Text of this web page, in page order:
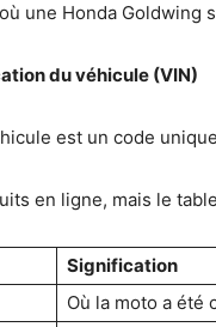
une Honda Goldwing
du véhicule (VIN)
est un code
en ligne, mais le
Signification
Où la moto a été